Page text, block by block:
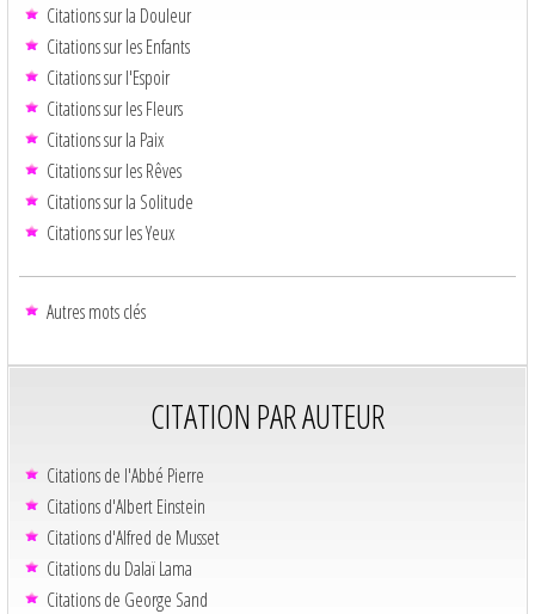
Citations sur la Douleur
Citations sur les Enfants
Citations sur l'Espoir
Citations sur les Fleurs
Citations sur la Paix
Citations sur les Rêves
Citations sur la Solitude
Citations sur les Yeux
Autres mots clés
CITATION PAR AUTEUR
Citations de l'Abbé Pierre
Citations d'Albert Einstein
Citations d'Alfred de Musset
Citations du Dalaï Lama
Citations de George Sand